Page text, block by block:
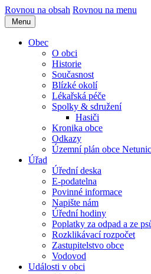
Rovnou na obsah Rovnou na menu
Menu
Obec
O obci
Historie
Současnost
Blízké okolí
Lékařská péče
Spolky & sdružení
Hasiči
Kronika obce
Odkazy
Územní plán obce
Úřad
Úřední deska
E-podatelna
Povinné informace
Napište nám
Úřední hodiny
Poplatky za odpad a ze
Rozklikávací rozpočet
Zastupitelstvo obce
Vodovod
Události v obci